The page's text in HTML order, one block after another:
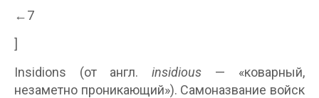
←7
]
Insidions (от англ. insidious — «коварный,
незаметно проникающий»). Самоназвание войск